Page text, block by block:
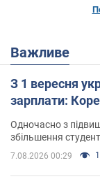
Важливе
З 1 вересня
зарплати:
Одночасно з
збільшення
7.08.2026 00:29